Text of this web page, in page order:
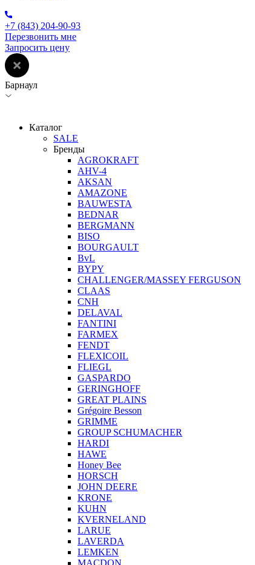
+7 (843) 204-90-93
Перезвонить мне
Запросить цену
Барнаул
Каталог
SALE
Бренды
AGROKRAFT
AHV-4
AKSAN
AMAZONE
BAUWESTA
BEDNAR
BERGMANN
BISO
BOURGAULT
BvL
BYPY
CHALLENGER/MASSEY FERGUSON
CLAAS
CNH
DELAVAL
FANTINI
FARMEX
FENDT
FLEXICOIL
FLIEGL
GASPARDO
GERINGHOFF
GREAT PLAINS
Grégoire Besson
GRIMME
GROUP SCHUMACHER
HARDI
HAWE
Honey Bee
HORSCH
JOHN DEERE
KRONE
KUHN
KVERNELAND
LARUE
LAVERDA
LEMKEN
MACDON